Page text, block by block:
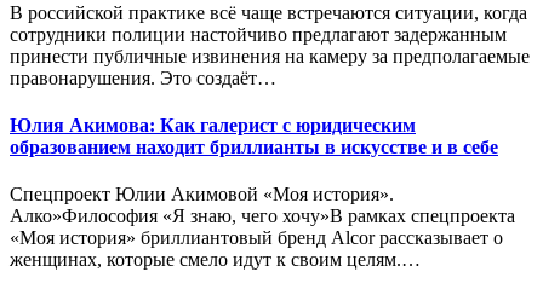
В российской практике всё чаще встречаются ситуации, когда
сотрудники полиции настойчиво предлагают задержанным
принести публичные извинения на камеру за предполагаемые
правонарушения. Это создаёт…
Юлия Акимова: Как галерист с юридическим
образованием находит бриллианты в искусстве и в себе
Спецпроект Юлии Акимовой «Моя история».
Алко»Философия «Я знаю, чего хочу»В рамках спецпроекта
«Моя история» бриллиантовый бренд Alcor рассказывает о
женщинах, которые смело идут к своим целям.…